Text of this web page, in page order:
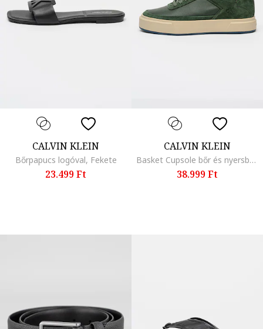
CALVIN KLEIN
Bőrpapucs logóval, Fekete
23.499 Ft
CALVIN KLEIN
Basket Cupsole bőr és nyersbőr sneaker, Erdőzöld/Antracitszürke
38.999 Ft